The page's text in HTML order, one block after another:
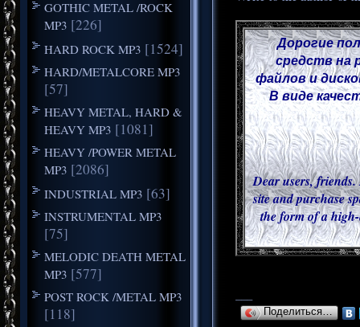
GOTHIC METAL /ROCK
MP3 [226]
HARD ROCK MP3 [1524]
HARD/METALCORE MP3
[57]
HEAVY METAL, HARD &
HEAVY MP3 [1081]
HEAVY /POWER METAL
MP3 [2086]
INDUSTRIAL MP3 [63]
INSTRUMENTAL MP3
[75]
MELODIC DEATH METAL
MP3 [577]
POST ROCK /METAL MP3
[118]
Дорогие
средств на
файлов и
В виде
Dear users,
site and purchase
the form of a
Поделиться…